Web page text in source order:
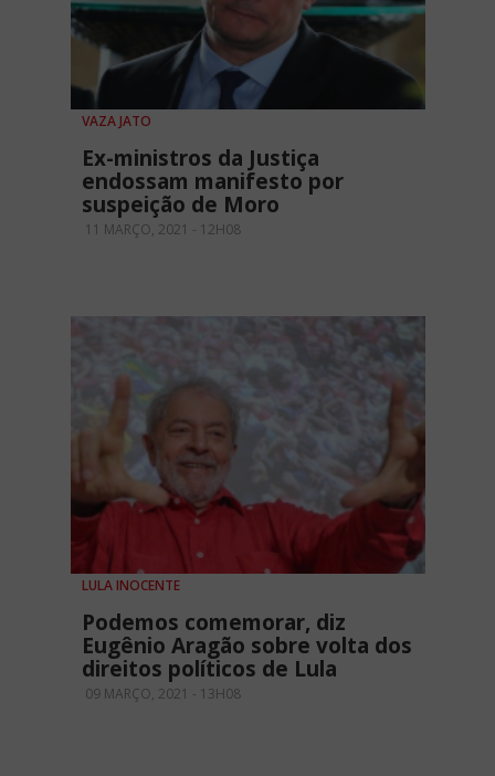
VAZA JATO
Ex-ministros da Justiça
endossam manifesto por
suspeição de Moro
11 MARÇO, 2021 - 12H08
LULA INOCENTE
Podemos comemorar, diz
Eugênio Aragão sobre volta dos
direitos políticos de Lula
09 MARÇO, 2021 - 13H08